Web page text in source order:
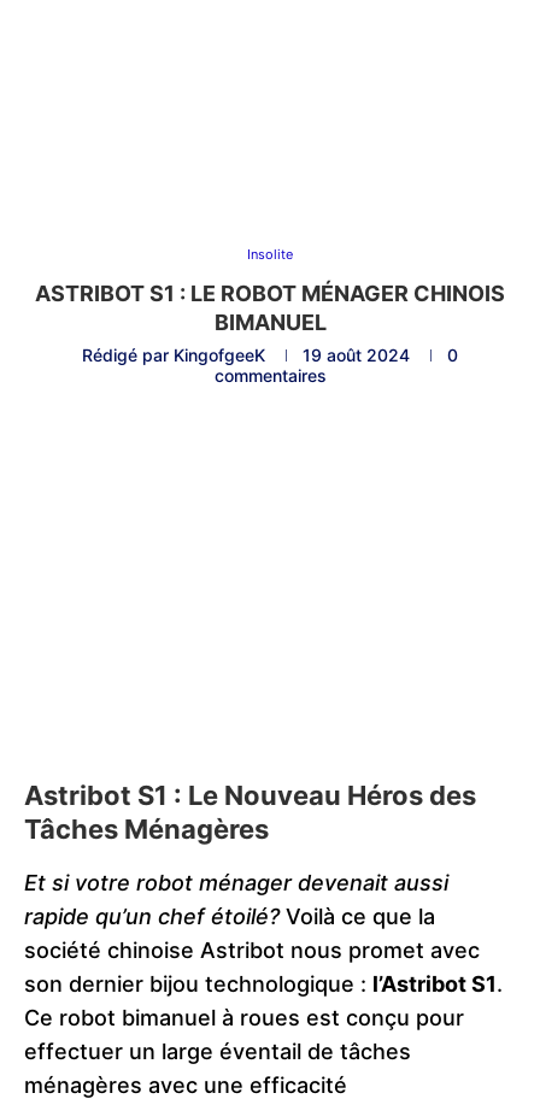
Insolite
ASTRIBOT S1 : LE ROBOT MÉNAGER CHINOIS
BIMANUEL
Rédigé par KingofgeeK 19 août 2024
0
commentaires
Astribot S1 : Le Nouveau Héros des
Tâches Ménagères
Et si votre robot ménager devenait aussi
rapide qu’un chef étoilé?Voilà ce que la
société chinoise Astribot nous promet avec
son dernier bijou technologique : l’Astribot S1.
Ce robot bimanuel à roues est conçu pour
effectuer un large éventail de tâches
ménagères avec une efficacité